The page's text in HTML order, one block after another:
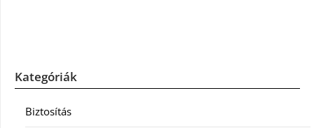
Kategóriák
Biztosítás